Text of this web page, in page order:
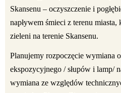
Skansenu – oczyszczenie i
napływem śmieci z terenu
zieleni na terenie Skansenu.
Planujemy rozpoczęcie wymiana
ekspozycyjnego / słupów i lamp/
wymiana ze względów